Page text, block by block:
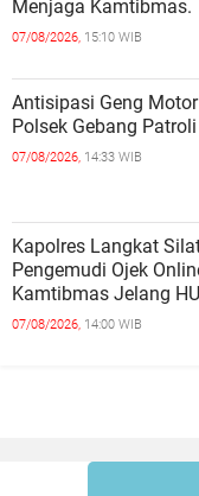
Menjaga Kamtibmas.
07/08/2026, 15:10 WIB
Antisipasi Geng
Polsek Gebang
07/08/2026, 14:33 WIB
Kapolres Langkat
Pengemudi Ojek
Kamtibmas Jelang
07/08/2026, 14:00 WIB